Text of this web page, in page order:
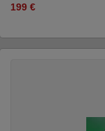
199 €